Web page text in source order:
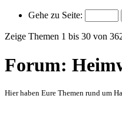
Gehe zu Seite:
Zeige Themen 1 bis 30 von
Forum:
Hier haben Eure Themen rund um